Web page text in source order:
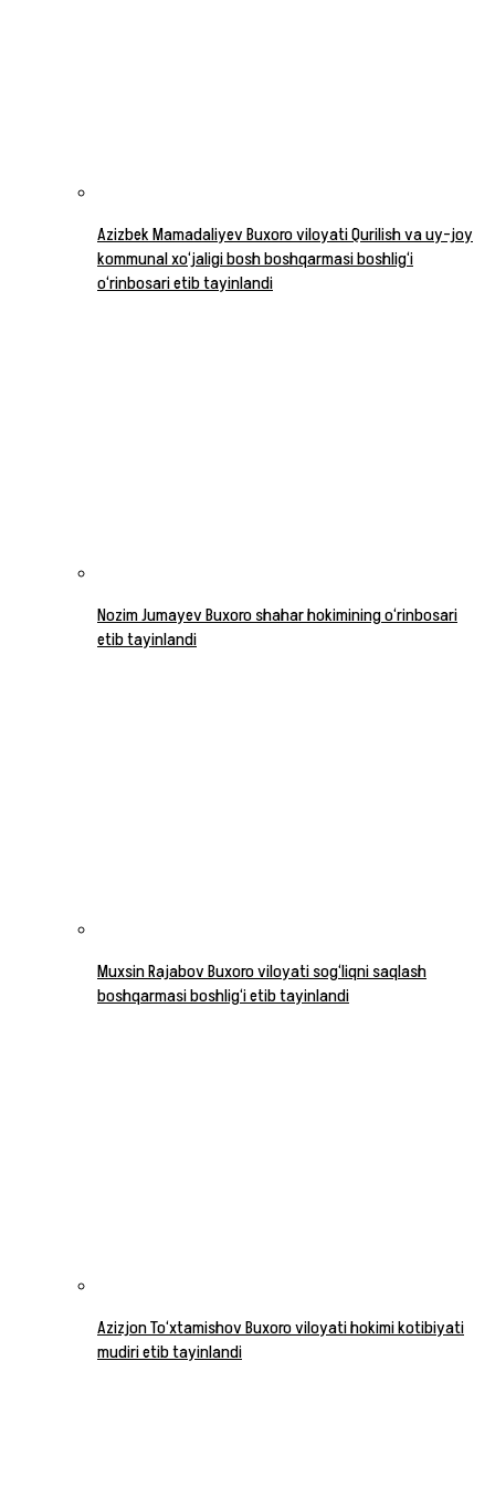
Azizbek Mamadaliyev Buxoro viloyati Qurilish va uy-joy
kommunal xo‘jaligi bosh boshqarmasi boshlig‘i
o‘rinbosari etib tayinlandi
Nozim Jumayev Buxoro shahar hokimining o‘rinbosari
etib tayinlandi
Muxsin Rajabov Buxoro viloyati sog‘liqni saqlash
boshqarmasi boshlig‘i etib tayinlandi
Azizjon To‘xtamishov Buxoro viloyati hokimi kotibiyati
mudiri etib tayinlandi